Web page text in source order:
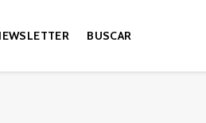
BUSCAR